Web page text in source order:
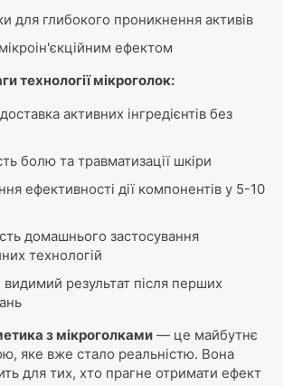
для глибокого проникнення активів
ефектом
технології мікроголок:
активних інгредієнтів без
болю та травматизації шкіри
ефективності дії компонентів у 5-10
домашнього застосування
технологій
результат після перших
з мікроголками — це майбутнє
яке вже стало реальністю. Вона
для тих, хто прагне отримати ефект